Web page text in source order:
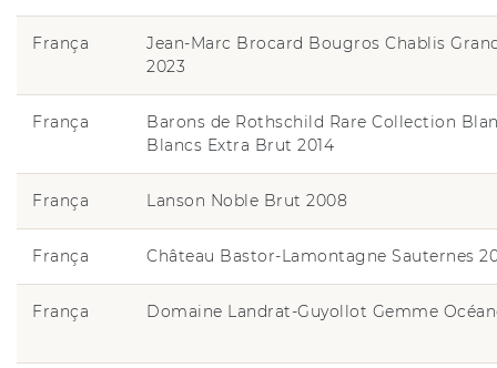
França
Jean-Marc Brocard Bougros Chablis
2023
França
Barons de Rothschild Rare Collection
Blancs Extra Brut 2014
França Lanson Noble Brut 2008
França Château Bastor-Lamontagne Sauternes
França Domaine Landrat-Guyollot Gemme